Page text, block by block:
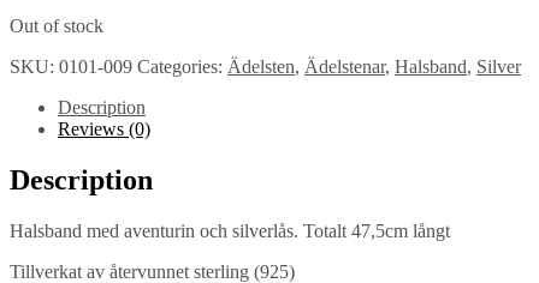
Out of stock
SKU: 0101-009 Categories: Ädelsten, Ädelstenar, Halsband, Silver
Description
Reviews (0)
Description
Halsband med aventurin och silverlås. Totalt 47,5cm långt
Tillverkat av återvunnet sterling (925)